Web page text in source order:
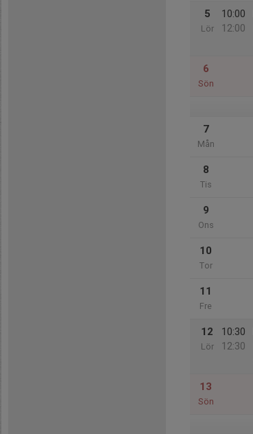
5
Lör
10:00
12:00
6
Sön
7
Mån
8
Tis
9
Ons
10
Tor
11
Fre
12
Lör
10:30
12:30
13
Sön